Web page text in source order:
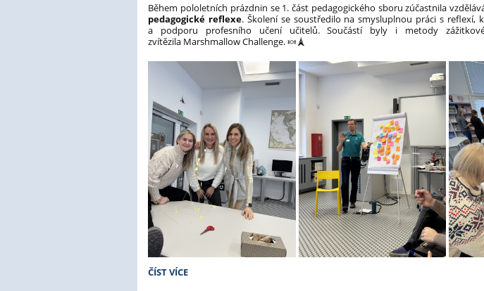
Během pololetních prázdnin se 1. část pedagogického sboru zúčastnila
pedagogické reflexe. Školení se soustředilo na smysluplnou práci s reflexí,
a podporu profesního učení učitelů. Součástí byly i metody
zvítězila Marshmallow Challenge. 🍬🗼
PROHLUBOVÁNÍ
ČÍST VÍCE